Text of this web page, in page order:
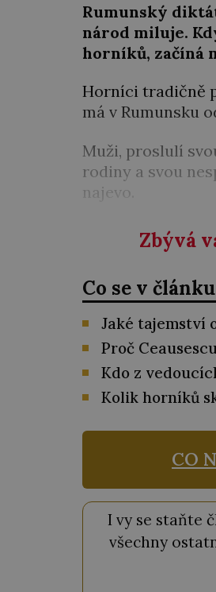
Rumunský
národ miluje.
horníků, začíná
Horníci tradičně
má v Rumunsku
Muži, proslulí
rodiny a svou
najevo.
Zbývá
Co se v
Jaké tajemství
Proč
Kdo z
Kolik horníků
CO
I vy se staňte
všechny